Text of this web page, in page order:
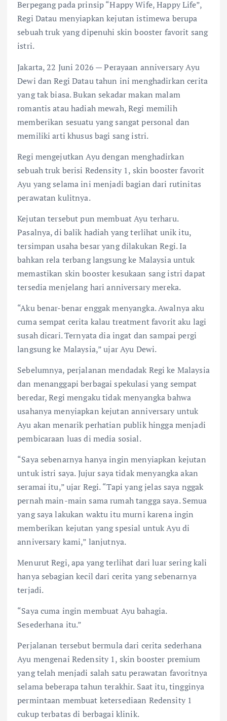
Berpegang pada prinsip “Happy Wife, Happy Life”,
Regi Datau menyiapkan kejutan istimewa berupa
sebuah truk yang dipenuhi skin booster favorit sang
istri.
Jakarta, 22 Juni 2026 — Perayaan anniversary Ayu
Dewi dan Regi Datau tahun ini menghadirkan cerita
yang tak biasa. Bukan sekadar makan malam
romantis atau hadiah mewah, Regi memilih
memberikan sesuatu yang sangat personal dan
memiliki arti khusus bagi sang istri.
Regi mengejutkan Ayu dengan menghadirkan
sebuah truk berisi Redensity 1, skin booster favorit
Ayu yang selama ini menjadi bagian dari rutinitas
perawatan kulitnya.
Kejutan tersebut pun membuat Ayu terharu.
Pasalnya, di balik hadiah yang terlihat unik itu,
tersimpan usaha besar yang dilakukan Regi. Ia
bahkan rela terbang langsung ke Malaysia untuk
memastikan skin booster kesukaan sang istri dapat
tersedia menjelang hari anniversary mereka.
“Aku benar-benar enggak menyangka. Awalnya aku
cuma sempat cerita kalau treatment favorit aku lagi
susah dicari. Ternyata dia ingat dan sampai pergi
langsung ke Malaysia,” ujar Ayu Dewi.
Sebelumnya, perjalanan mendadak Regi ke Malaysia
dan menanggapi berbagai spekulasi yang sempat
beredar, Regi mengaku tidak menyangka bahwa
usahanya menyiapkan kejutan anniversary untuk
Ayu akan menarik perhatian publik hingga menjadi
pembicaraan luas di media sosial.
“Saya sebenarnya hanya ingin menyiapkan kejutan
untuk istri saya. Jujur saya tidak menyangka akan
seramai itu,” ujar Regi. “Tapi yang jelas saya nggak
pernah main-main sama rumah tangga saya. Semua
yang saya lakukan waktu itu murni karena ingin
memberikan kejutan yang spesial untuk Ayu di
anniversary kami,” lanjutnya.
Menurut Regi, apa yang terlihat dari luar sering kali
hanya sebagian kecil dari cerita yang sebenarnya
terjadi.
“Saya cuma ingin membuat Ayu bahagia.
Sesederhana itu.”
Perjalanan tersebut bermula dari cerita sederhana
Ayu mengenai Redensity 1, skin booster premium
yang telah menjadi salah satu perawatan favoritnya
selama beberapa tahun terakhir. Saat itu, tingginya
permintaan membuat ketersediaan Redensity 1
cukup terbatas di berbagai klinik.